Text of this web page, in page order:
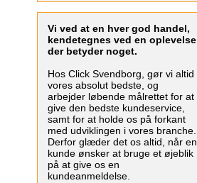
Vi ved at en hver god handel,
kendetegnes ved en oplevelse
der betyder noget.
Hos Click Svendborg, gør vi altid
vores absolut bedste, og
arbejder løbende målrettet for at
give den bedste kundeservice,
samt for at holde os på forkant
med udviklingen i vores branche.
Derfor glæder det os altid, når en
kunde ønsker at bruge et øjeblik
på at give os en
kundeanmeldelse.